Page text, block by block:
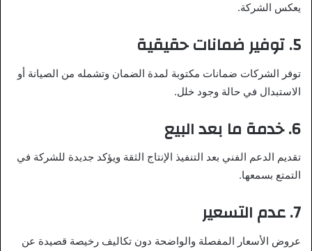
يعكس الشركة.
5. توفير ضمانات حقيقية
توفر الشركات ضمانات مكتوبة لمدة الضمان وتشمله من الصيانة أو
الاستبدال في حالة وجود خلل.
6. خدمة ما بعد البيع
تقديم الدعم الفني بعد التنفيذ الإنتاج الثقة ويؤكد جديدة للشركة في
التمتع بسمعها.
7. عدم التسعير
عروض الأسعار المفصلة والواضحة دون تكاليف رخيصة قصيدة عن